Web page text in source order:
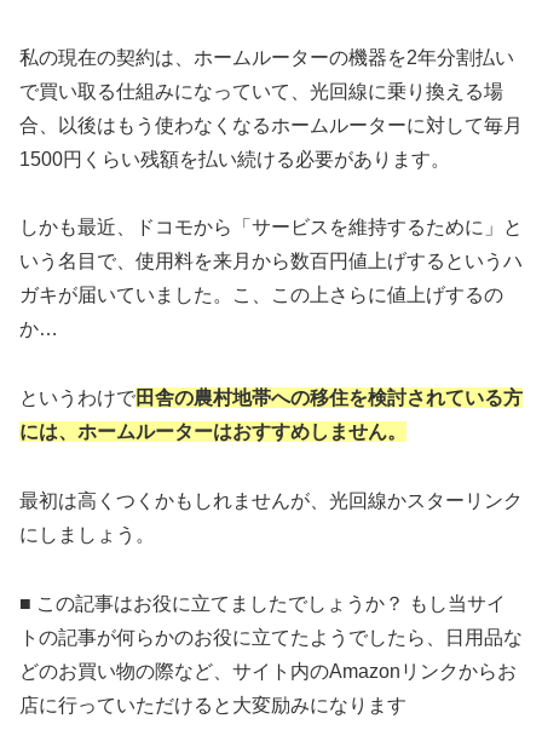
私の現在の契約は、ホームルーターの機器を2年分割払い
で買い取る仕組みになっていて、光回線に乗り換える場
合、以後はもう使わなくなるホームルーターに対して毎月
1500円くらい残額を払い続ける必要があります。
しかも最近、ドコモから「サービスを維持するために」と
いう名目で、使用料を来月から数百円値上げするというハ
ガキが届いていました。こ、この上さらに値上げするの
か…
というわけで田舎の農村地帯への移住を検討されている方
には、ホームルーターはおすすめしません。
最初は高くつくかもしれませんが、光回線かスターリンク
にしましょう。
■ この記事はお役に立てましたでしょうか？ もし当サイ
トの記事が何らかのお役に立てたようでしたら、日用品な
どのお買い物の際など、サイト内のAmazonリンクからお
店に行っていただけると大変励みになります